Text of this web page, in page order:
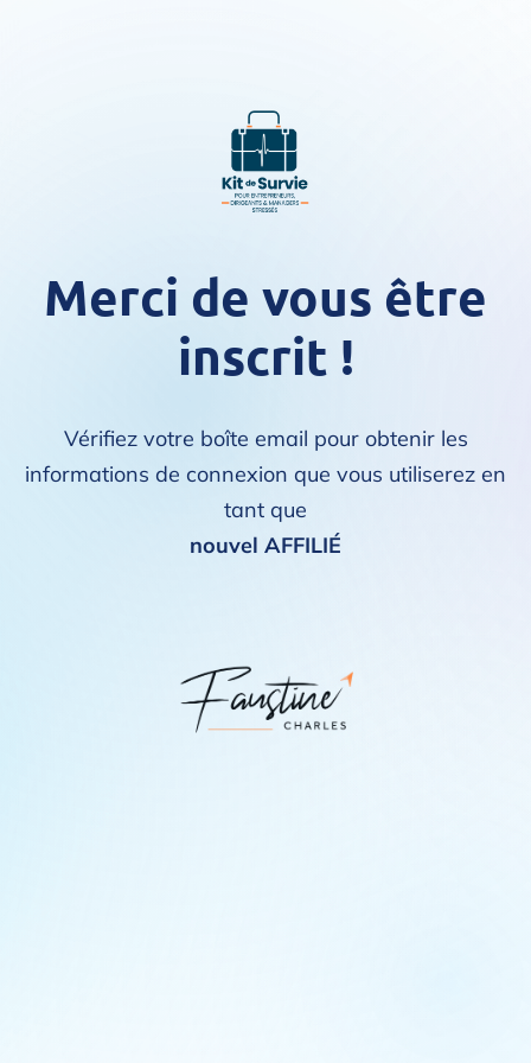
Merci de vous être
inscrit !
Vérifiez votre boîte email pour obtenir les
informations de connexion que vous utiliserez en
tant que
nouvel AFFILIÉ